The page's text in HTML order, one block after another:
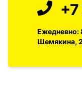
Шемякина,